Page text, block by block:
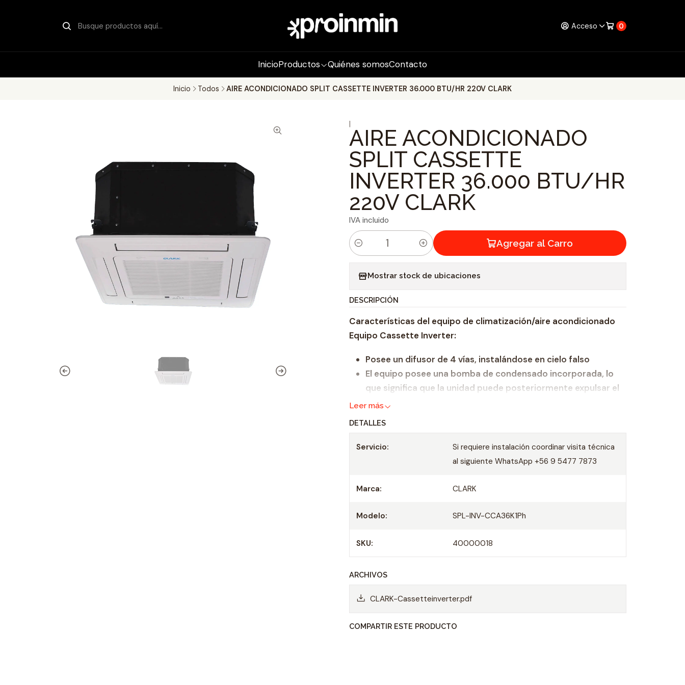
Acceso 0
InicioProductos Quiénes somosContacto
Inicio Todos AIRE ACONDICIONADO SPLIT CASSETTE INVERTER 36.000 BTU/HR 220V CLARK
|
AIRE ACONDICIONADO
SPLIT CASSETTE
INVERTER 36.000 BTU/HR
220V CLARK
IVA incluido
C
i
d
a
Agregar al Carro
Mostrar stock de ubicaciones
DESCRIPCIÓN
Características del equipo de climatización/aire acondicionado
Equipo Cassette Inverter:
Posee un difusor de 4 vías, instalándose en cielo falso
El equipo posee una bomba de condensado incorporada, lo
que significa que la unidad puede posteriormente expulsar el
agua de condensación hacia el exterior.
se corte inesperadamente, permite volver a la configuración
previamente seleccionada
Leer más
DETALLES
Servicio:
Si requiere instalación coordinar visita técnica
al siguiente WhatsApp +56 9 5477 7873
Marca: CLARK
Modelo: SPL-INV-CCA36K1Ph
SKU: 40000018
ARCHIVOS
CLARK-Cassetteinverter.pdf
COMPARTIR ESTE PRODUCTO